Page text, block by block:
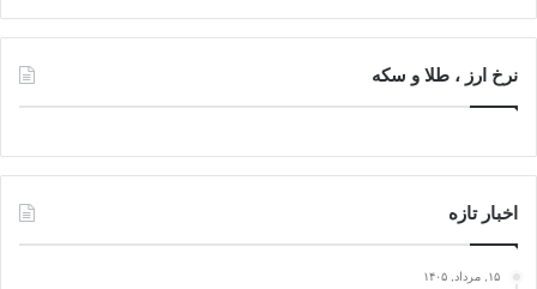
نرخ ارز ، طلا و سکه
اخبار تازه
۱۵, مرداد, ۱۴۰۵